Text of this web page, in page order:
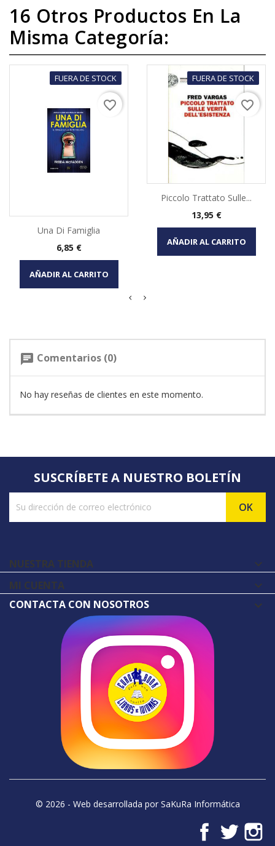
16 Otros Productos En La
Misma Categoría:
FUERA DE STOCK
Una Di Famiglia
Precio
6,85 €
AÑADIR AL CARRITO
favorite_border
FUERA DE STOCK
Piccolo Trattato Sulle...
Precio
13,95 €
AÑADIR AL CARRITO
favorite_border
chat Comentarios (0)
No hay reseñas de clientes en este momento.
SUSCRÍBETE A NUESTRO BOLETÍN
NUESTRA TIENDA 
MI CUENTA 
CONTACTA CON NOSOTROS
© 2026 - Web desarrollada por SaKuRa Informática